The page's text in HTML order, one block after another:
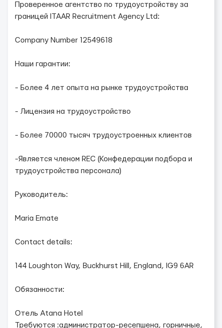
Проверенное агентство по трудоустройству за
границей ITAAR Recruitment Agency Ltd:
Company Number 12549618
Наши гарантии:
- Более 4 лет опыта на рынке трудоустройства
- Лицензия на трудоустройство
- Более 70000 тысяч трудоустроенных клиентов
-Является членом REC (Конфедерации подбора и
трудоустройства персонала)
Руководитель:
Maria Emate
Contact details:
144 Loughton Way, Buckhurst Hill, England, IG9 6AR
Обязанности:
Отель Atana Hotel
Требуются :администратор-ресепшена, горничные,